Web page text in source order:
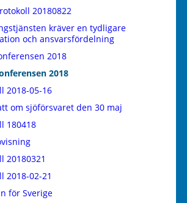
20180822
kräver en tydligare
och ansvarsfördelning
2018
2018
2018-05-16
om sjöförsvaret den 30 maj
180418
20180321
2018-02-21
för Sverige